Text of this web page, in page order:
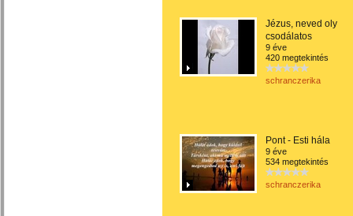
Jézus, neved oly
csodálatos
9 éve
420 megtekintés
schranczerika
Pont - Esti hála
9 éve
534 megtekintés
schranczerika